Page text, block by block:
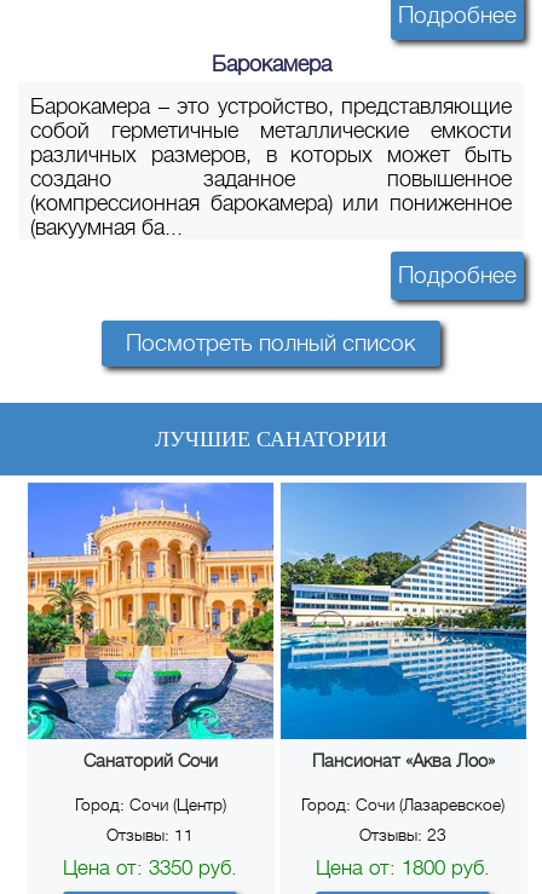
Подробнее
Барокамера
Барокамера – это устройство, представляющие
собой герметичные металлические емкости
различных размеров, в которых может быть
создано заданное повышенное
(компрессионная барокамера) или пониженное
(вакуумная ба...
Подробнее
Посмотреть полный список
ЛУЧШИЕ САНАТОРИИ
Санаторий Сочи
Город: Сочи (Центр)
Отзывы: 11
Цена от:3350 руб.
Пансионат «Аква Лоо»
Город:Сочи (Лазаревское)
Отзывы:23
Цена от: 1800 руб.